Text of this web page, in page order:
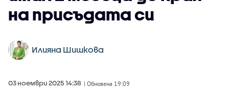
на присъдата си
Илияна Шишкова
03 ноември 2025 14:38 | Обновена 19:09